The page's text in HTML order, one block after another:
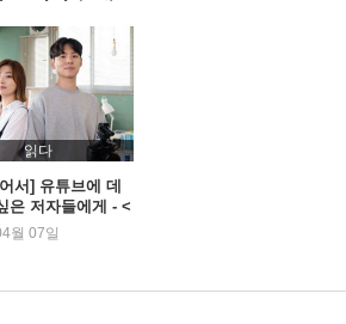
림 찾기
거리
, 그래서 성공하는 대화에 관하
평어 번역
기
스터리
읽다
서] 유튜브에 데
은 저자들에게 - <
혜민 콘텐츠 디
월 07일